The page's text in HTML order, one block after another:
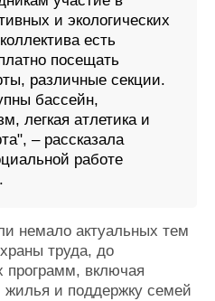
и экологических
есть
посещать
различные секции.
бассейн,
легкая атлетика и
– рассказала
работе
немало актуальных тем
труда, до
программ, включая
и поддержку семей